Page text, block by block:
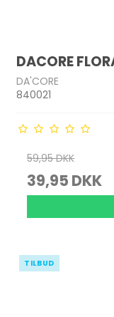
DACORE
DA'CORE
840021
59,95 DKK
39,95 DKK
TILBUD